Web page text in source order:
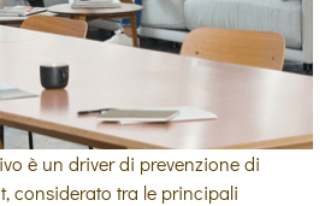
è un driver di prevenzione di
considerato tra le principali